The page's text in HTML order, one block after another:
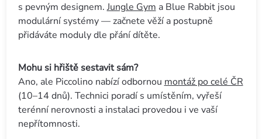
s pevným designem.Jungle Gym a Blue Rabbit jsou
modulární systémy — začnete věží a postupně
přidáváte moduly dle přání dítěte.
Mohu si hřiště sestavit sám?
Ano, ale Piccolino nabízí odbornou montáž po celé ČR
(10–14 dnů). Technici poradí s umístěním, vyřeší
terénní nerovnosti a instalaci provedou i ve vaší
nepřítomnosti.